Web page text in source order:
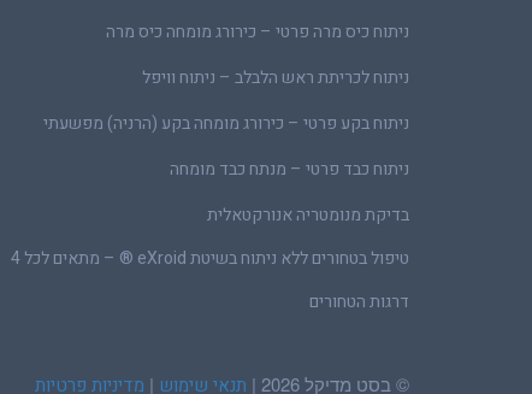
ניתוח כיס מרה פרטי – כירורג מומחה כיס מרה
ניתוח לכריתת ראש הלבלב – ניתוח וויפל
ניתוח בקע פרטי – כירורג מומחה בקע (הרניה) מפשעתי
ניתוח כבד פרטי – מנתח כבד מומחה
בדיקת מנומטריה אנורקטאלית
טיפול בטחורים ללא ניתוח בשיטת eXroid ® – מתאים לכל 4
דרגות הטחורים
© בסט מדיקל 2026 | תנאי שימוש | מדיניות פרטיות